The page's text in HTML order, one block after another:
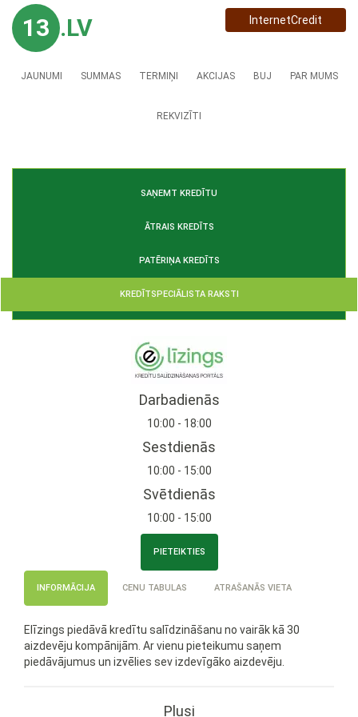
13 .LV InternetCredit
JAUNUMI SUMMAS TERMIŅI AKCIJAS BUJ PAR MUMS
REKVIZĪTI
SAŅEMT KREDĪTU
ĀTRAIS KREDĪTS
PATĒRIŅA KREDĪTS
KREDĪTSPECIĀLISTA RAKSTI
Darbadienās
10:00 - 18:00
Sestdienās
10:00 - 15:00
Svētdienās
10:00 - 15:00
PIETEIKTIES
INFORMĀCIJA CENU TABULAS ATRAŠANĀS VIETA
Elīzings piedāvā kredītu salīdzināšanu no vairāk kā 30
aizdevēju kompānijām. Ar vienu pieteikumu saņem
piedāvājumus un izvēlies sev izdevīgāko aizdevēju.
Plusi